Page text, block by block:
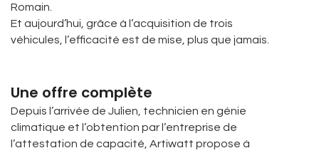
Romain.
Et aujourd’hui, grâce à l’acquisition de trois
véhicules, l’efficacité est de mise, plus que jamais.
Une offre complète
Depuis l’arrivée de Julien, technicien en génie
climatique et l’obtention par l’entreprise de
l’attestation de capacité, Artiwatt propose à